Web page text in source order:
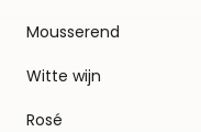
Mousserend
Witte wijn
Rosé